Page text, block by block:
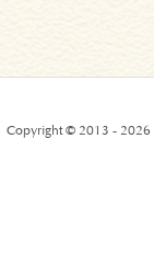
Copyright © 2013 - 2026